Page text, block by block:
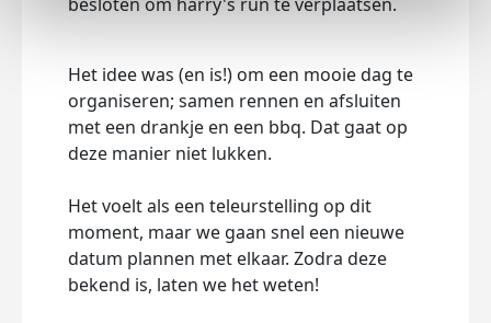
Het idee was (en is!) om een mooie dag te
organiseren; samen rennen en afsluiten
met een drankje en een bbq. Dat gaat op
deze manier niet lukken.
Het voelt als een teleurstelling op dit
moment, maar we gaan snel een nieuwe
datum plannen met elkaar. Zodra deze
bekend is, laten we het weten!